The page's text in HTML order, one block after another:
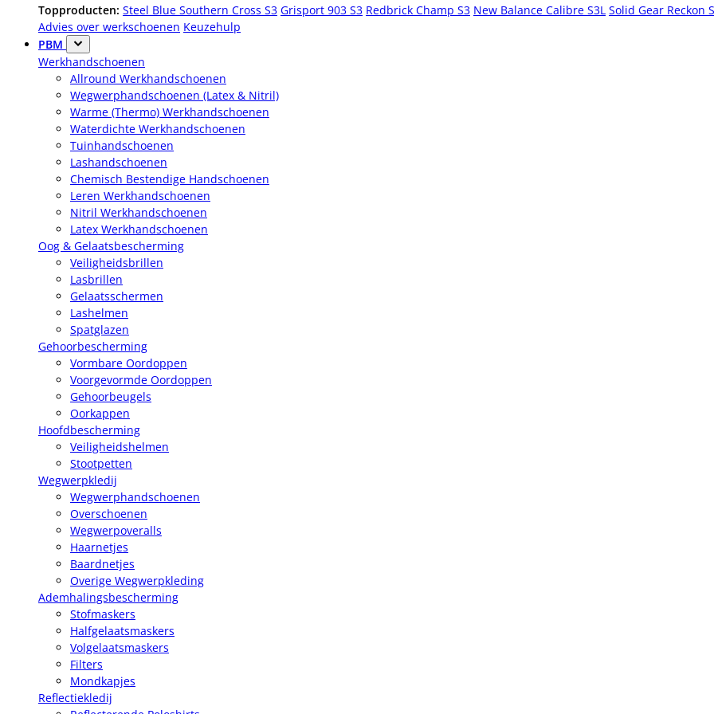
Topproducten: Steel Blue Southern Cross S3 Grisport 903 S3 Redbrick Champ S3 New Balance Calibre S3L Solid Gear Reckon
Advies over werkschoenen Keuzehulp
PBM
Werkhandschoenen
Allround Werkhandschoenen
Wegwerphandschoenen (Latex & Nitril)
Warme (Thermo) Werkhandschoenen
Waterdichte Werkhandschoenen
Tuinhandschoenen
Lashandschoenen
Chemisch Bestendige Handschoenen
Leren Werkhandschoenen
Nitril Werkhandschoenen
Latex Werkhandschoenen
Oog & Gelaatsbescherming
Veiligheidsbrillen
Lasbrillen
Gelaatsschermen
Lashelmen
Spatglazen
Gehoorbescherming
Vormbare Oordoppen
Voorgevormde Oordoppen
Gehoorbeugels
Oorkappen
Hoofdbescherming
Veiligheidshelmen
Stootpetten
Wegwerpkledij
Wegwerphandschoenen
Overschoenen
Wegwerpoveralls
Haarnetjes
Baardnetjes
Overige Wegwerpkleding
Ademhalingsbescherming
Stofmaskers
Halfgelaatsmaskers
Volgelaatsmaskers
Filters
Mondkapjes
Reflectiekledij